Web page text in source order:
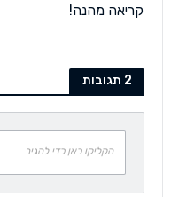
קריאה מהנה!
2 תגובות
הקליקו כאן כדי להגיב